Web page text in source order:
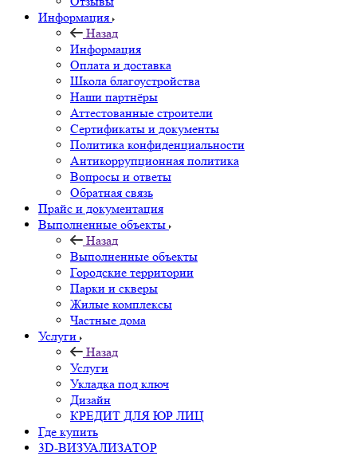
Информация
Назад
Информация
Оплата и доставка
Школа благоустройства
Наши партнёры
Аттестованные строители
Сертификаты и документы
Политика конфиденциальности
Антикоррупционная политика
Вопросы и ответы
Обратная связь
Прайс и документация
Выполненные объекты
Назад
Выполненные объекты
Городские территории
Парки и скверы
Жилые комплексы
Частные дома
Услуги
Назад
Услуги
Укладка под ключ
Дизайн
КРЕДИТ ДЛЯ ЮР ЛИЦ
Где купить
3D-ВИЗУАЛИЗАТОР